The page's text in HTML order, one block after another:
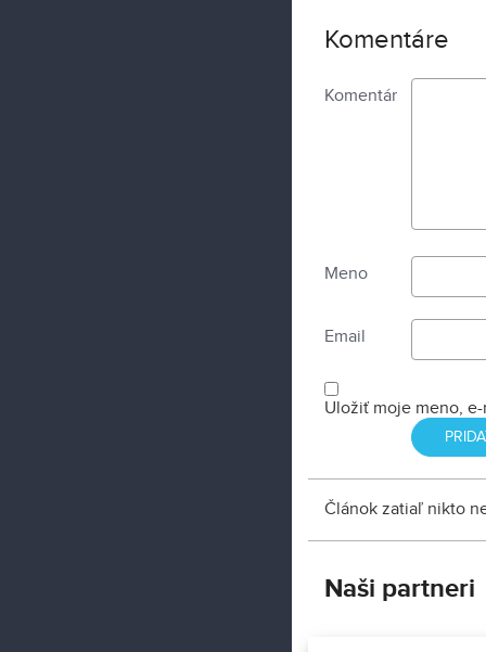
Komentáre
Komentár
Meno
Email
Uložiť moje meno,
Článok zatiaľ nikto
Naši partneri